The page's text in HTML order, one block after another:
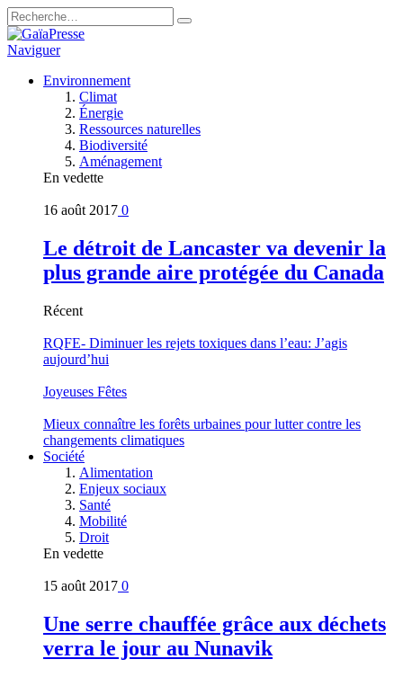
Naviguer
Environnement
Climat
Énergie
Ressources naturelles
Biodiversité
Aménagement
En vedette
16 août 2017 0
Le détroit de Lancaster va devenir la
plus grande aire protégée du Canada
Récent
RQFE- Diminuer les rejets toxiques dans l’eau: J’agis
aujourd’hui
Joyeuses Fêtes
Mieux connaître les forêts urbaines pour lutter contre les
changements climatiques
Société
Alimentation
Enjeux sociaux
Santé
Mobilité
Droit
En vedette
15 août 2017 0
Une serre chauffée grâce aux déchets
verra le jour au Nunavik